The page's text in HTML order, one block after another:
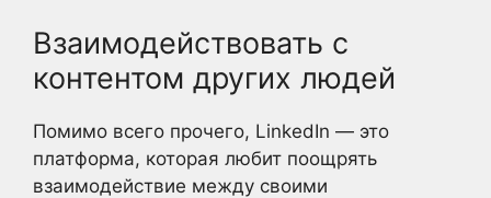
Взаимодействовать с
контентом других людей
Помимо всего прочего, LinkedIn — это
платформа, которая любит поощрять
взаимодействие между своими